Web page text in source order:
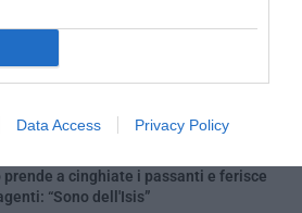
Data Access Privacy Policy
previous post
prende a cinghiate i passanti e ferisce
“Sono dell'Isis”